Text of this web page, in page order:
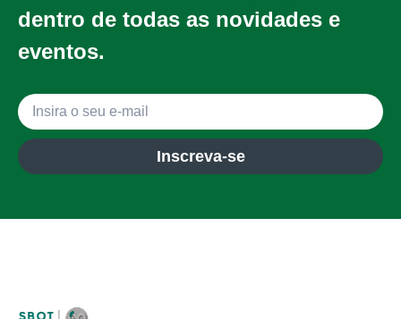
dentro de todas as novidades e
eventos.
Inscreva-se